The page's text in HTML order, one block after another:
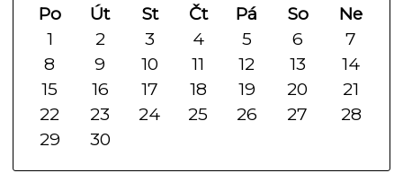
Po
Út St Čt Pá So
Ne
1
2 3 4 5 6
7
8
9 10 11 12 13
14
15
16 17 18 19 20
21
22
23 24 25 26 27
28
29
30